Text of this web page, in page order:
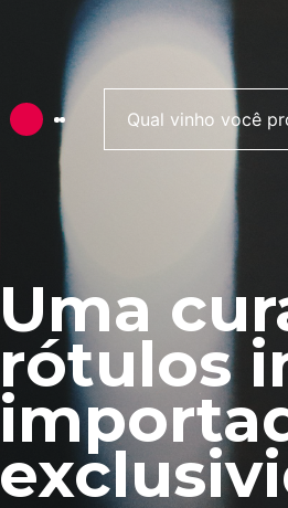
Uma
rótulos